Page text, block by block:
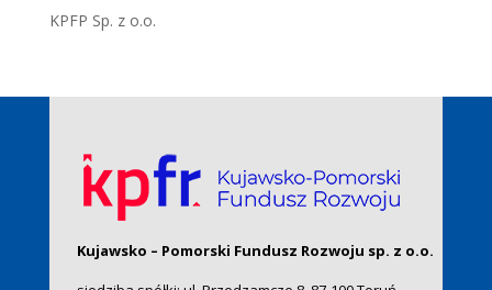
KPFP Sp. z o.o.
Kujawsko – Pomorski Fundusz Rozwoju sp. z o.o.